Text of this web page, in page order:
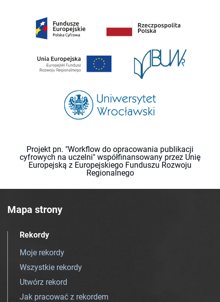
Projekt pn. "Workflow do opracowania publikacji
cyfrowych na uczelni" współfinansowany przez Unię
Europejską z Europejskiego Funduszu Rozwoju
Regionalnego
Mapa strony
Rekordy
Moje rekordy
Wszystkie rekordy
Utwórz rekord
Jak pracować z rekordem